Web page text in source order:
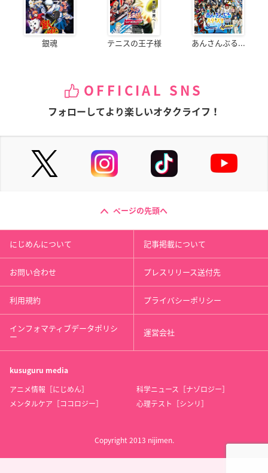
銀魂 テニスの王子様 あんさんぶる...
OFFICIAL SNS
フォローしてより楽しいオタクライフ！
ページの先頭へ
にじめんについて 記事掲載について
お問い合わせ プレスリリース送付先
利用規約 プライバシーポリシー
インフォマティブデータポリシ
ー 運営会社
kusuguru media
アニメ情報［にじめん］
科学ニュース［ナゾロジー］
メンタルケア［ココロジー］
心理テスト［シンリ］
Copyright 2013 nijimen.